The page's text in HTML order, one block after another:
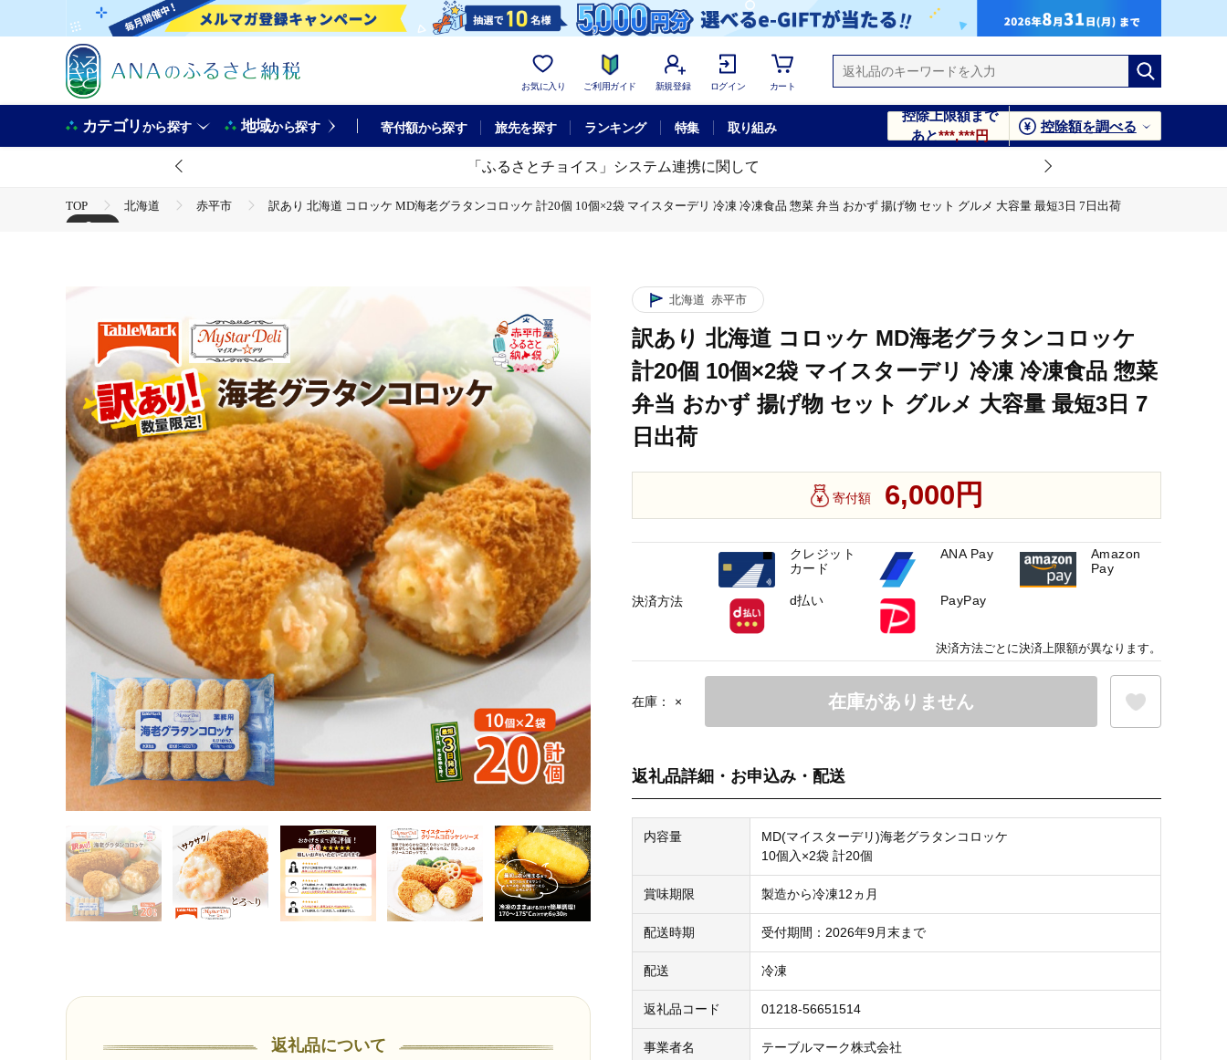
お気に入り ご利用ガイド 新規登録 ログイン カート
カテゴリから探す 地域から探す 寄付額から探す 旅先を探す ランキング 特集 取り組み
控除上限額まで
あと***,***円
控除額を調べる
「ふるさとチョイス」システム連携に関して
TOP 北海道 赤平市 訳あり 北海道 コロッケ MD海老グラタンコロッケ 計20個 10個×2袋 マイスターデリ 冷凍 冷凍食品 惣菜 弁当 おかず 揚げ物 セット グルメ 大容量 最短3日 7日出荷
+3
訳あり 北海道 コロッケ MD海老グラタンコロッケ 計20個 10個×2袋 マイスターデリ 冷凍 冷凍食品 惣菜 弁当 おかず 揚げ物 セット グルメ 大容量 最短3日 7日出荷
返礼品について
北海道 赤平市
訳あり 北海道 コロッケ MD海老グラタンコロッケ
計20個 10個×2袋 マイスターデリ 冷凍 冷凍食品 惣菜
弁当 おかず 揚げ物 セット グルメ 大容量 最短3日 7
日出荷
寄付額 6,000円
在庫： × 在庫がありません
返礼品詳細・お申込み・配送
内容量
MD(マイスターデリ)海老グラタンコロッケ
10個入×2袋 計20個
賞味期限 製造から冷凍12ヵ月
配送時期 受付期間：2026年9月末まで
配送 冷凍
返礼品コード 01218-56651514
事業者名 テーブルマーク株式会社
決済方法
クレジット
カード
ANA Pay
Amazon
Pay
d払い PayPay
決済方法ごとに決済上限額が異なります。